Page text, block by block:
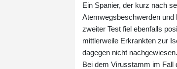
Ein Spanier, der kurz nach
Atemwegsbeschwerden
zweiter Test fiel ebenfalls
mittlerweile Erkrankten zur
dagegen nicht nachgewiesen.
Bei dem Virusstamm im Fall